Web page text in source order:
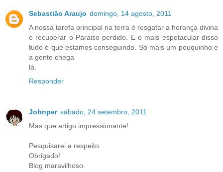
Sebastião Araujo domingo, 14 agosto, 2011
A nossa tarefa principal na terra é resgatar a herança divina
e recuperar o Paraiso perdido. E o mais espetacular disso
tudo é que estamos conseguindo. Só mais um pouquinho e
a gente chega
lá.
Responder
Johnper sábado, 24 setembro, 2011
Mas que artigo impressionante!
Pesquisarei a respeito.
Obrigado!
Blog maravilhoso.